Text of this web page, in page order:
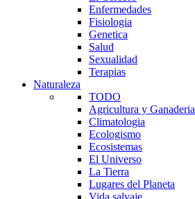
Enfermedades
Fisiologia
Genetica
Salud
Sexualidad
Terapias
Naturaleza
TODO
Agricultura y Ganaderia
Climatologia
Ecologismo
Ecosistemas
El Universo
La Tierra
Lugares del Planeta
Vida salvaje